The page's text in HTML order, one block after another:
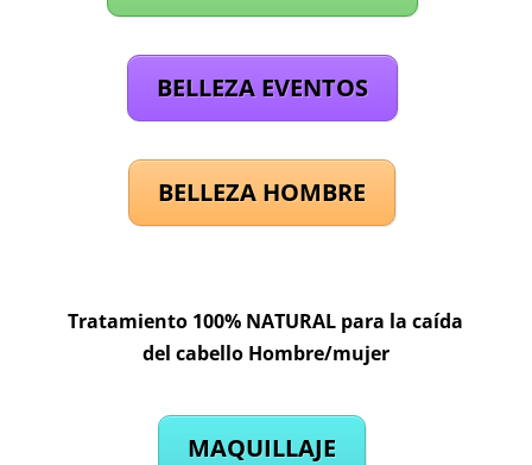
BELLEZA EVENTOS
BELLEZA HOMBRE
Tratamiento 100% NATURAL para la caída
del cabello Hombre/mujer
MAQUILLAJE